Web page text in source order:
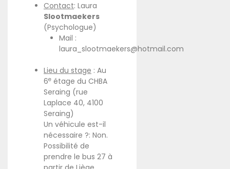
Contact: Laura
Slootmaekers
(Psychologue)
Mail :
laura_slootmaekers@hotmail.com
Lieu du stage : Au
6e étage du CHBA
Seraing (rue
Laplace 40, 4100
Seraing)
Un véhicule est-il
nécessaire ?: Non.
Possibilité de
prendre le bus 27 à